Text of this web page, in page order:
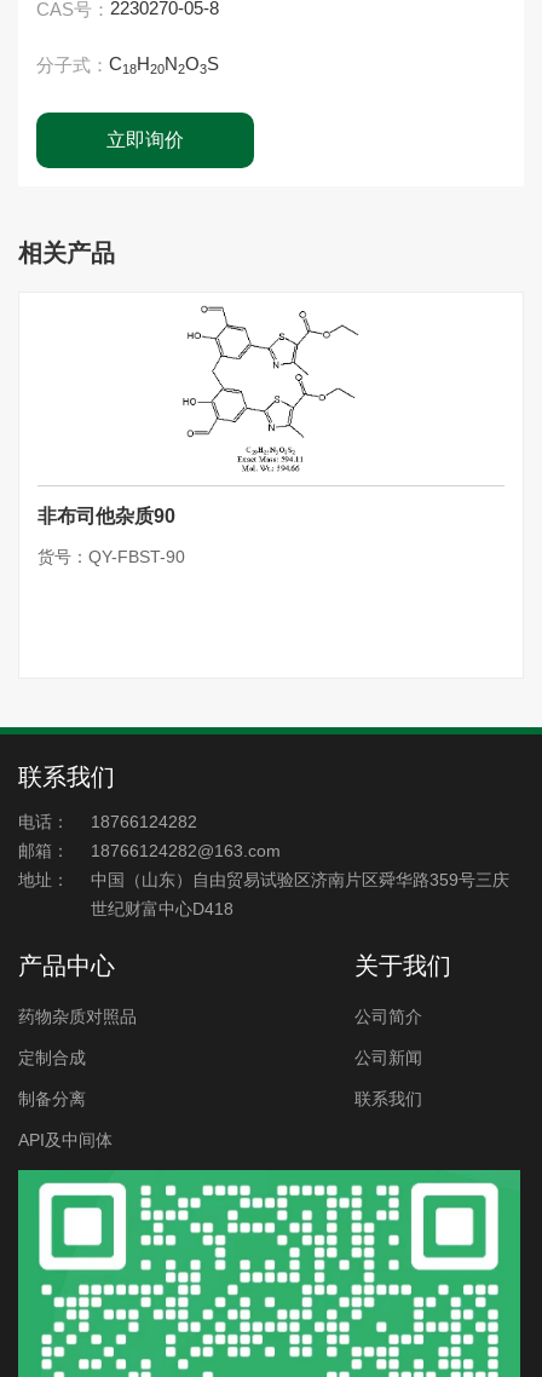
CAS号： 2230270-05-8
分子式： C18H20N2O3S
立即询价
相关产品
非布司他杂质90
货号：QY-FBST-90
联系我们
电话：
18766124282
邮箱：
18766124282@163.com
地址：
中国（山东）自由贸易试验区济南片区舜华路359号三庆
世纪财富中心D418
产品中心
药物杂质对照品
定制合成
制备分离
API及中间体
关于我们
公司简介
公司新闻
联系我们